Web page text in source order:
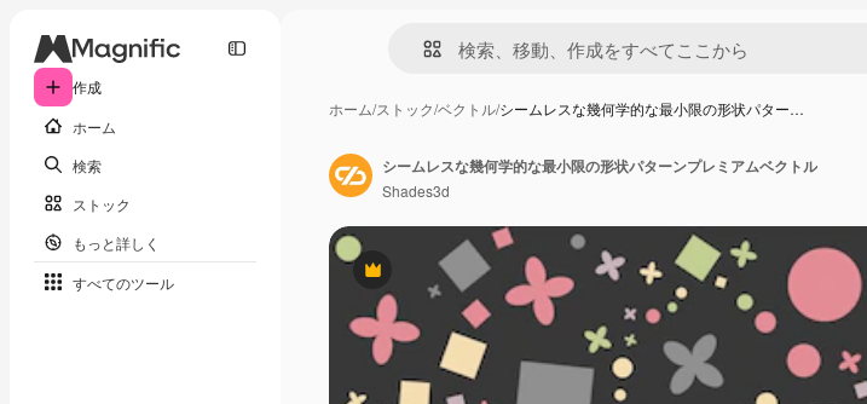
作成
ホーム
検索
ストック
もっと詳しく
すべてのツール
ホーム/ストック/ベクトル/シームレスな幾何学的な最小限の形状パター…
Premium
シームレスな幾何学的な最小限の形状パターンプレミアムベクトル
Shades3d